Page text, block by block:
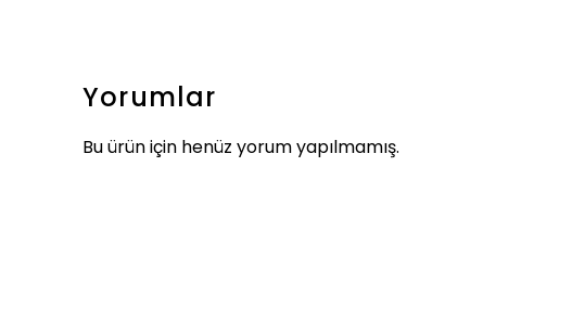
Yorumlar
Bu ürün için henüz yorum yapılmamış.